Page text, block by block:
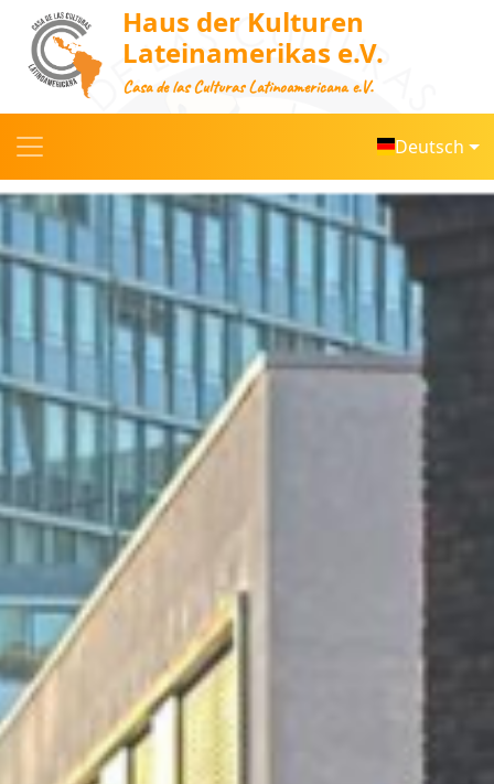
Haus der Kulturen
Lateinamerikas e.V.
Casa de las Culturas Latinoamericana e.V.
Deutsch